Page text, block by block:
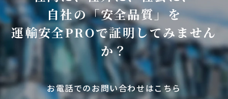
自社の「安全品質」を
運輸安全PROで証明してみません
か？
お電話でのお問い合わせはこちら